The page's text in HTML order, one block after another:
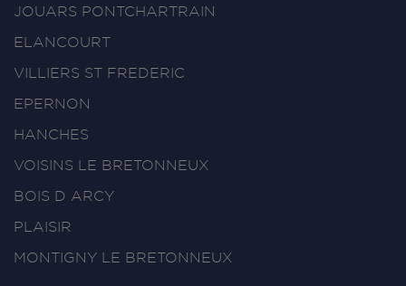
JOUARS PONTCHARTRAIN
ELANCOURT
VILLIERS ST FREDERIC
EPERNON
HANCHES
VOISINS LE BRETONNEUX
BOIS D ARCY
PLAISIR
MONTIGNY LE BRETONNEUX